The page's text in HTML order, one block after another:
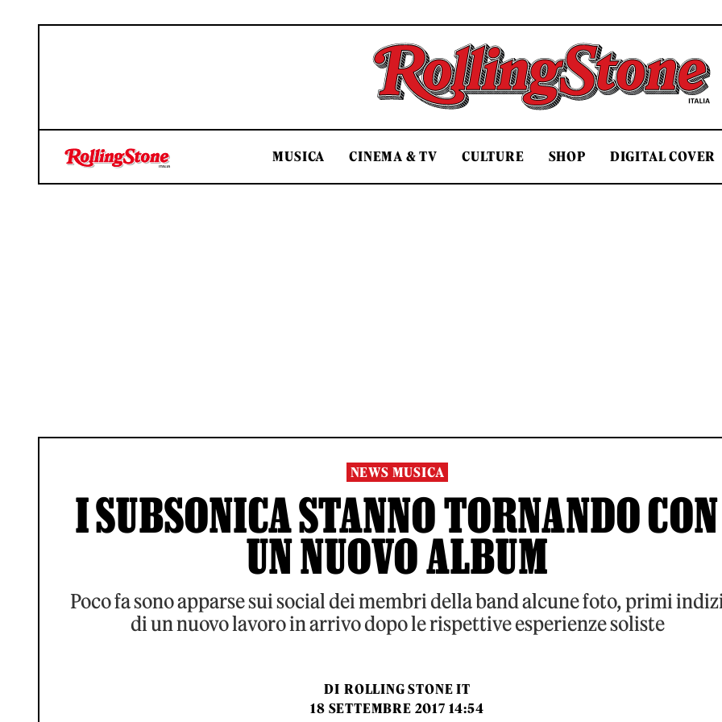
Rolling Stone Italia
MUSICA CINEMA & TV CULTURE SHOP DIGITAL COVER
NEWS MUSICA
I SUBSONICA STANNO TORNANDO CON
UN NUOVO ALBUM
Poco fa sono apparse sui social dei membri della band alcune foto, primi
di un nuovo lavoro in arrivo dopo le rispettive esperienze soliste
DI ROLLING STONE IT
18 SETTEMBRE 2017 14:54